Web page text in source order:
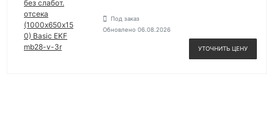
Под заказ
Обновлено 06.08.2026
УТОЧНИТЬ ЦЕНУ